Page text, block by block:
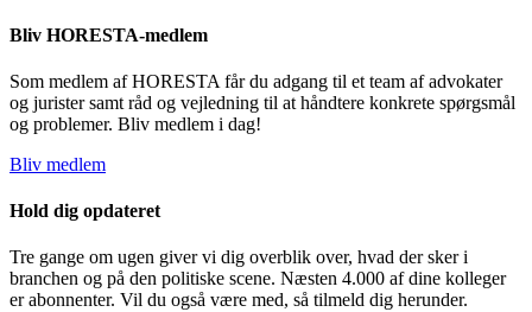
Bliv HORESTA-medlem
Som medlem af HORESTA får du adgang til et team af advokater
og jurister samt råd og vejledning til at håndtere konkrete spørgsmål
og problemer. Bliv medlem i dag!
Bliv medlem
Hold dig opdateret
Tre gange om ugen giver vi dig overblik over, hvad der sker i
branchen og på den politiske scene. Næsten 4.000 af dine kolleger
er abonnenter. Vil du også være med, så tilmeld dig herunder.